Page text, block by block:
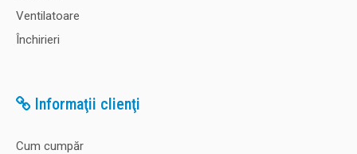
Ventilatoare
Închirieri
Informaţii clienţi
Cum cumpăr